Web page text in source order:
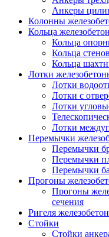
Анкеры
Колонны
Кольца
Кольца
Кольца
Кольца
Лотки
Лотки
Лотки с
Лотки
Лотки
Перемычки
Перемычки
Перемычки
Перемычки
Прогоны
Прогоны
сечения
Ригеля
Стойки
Стойки